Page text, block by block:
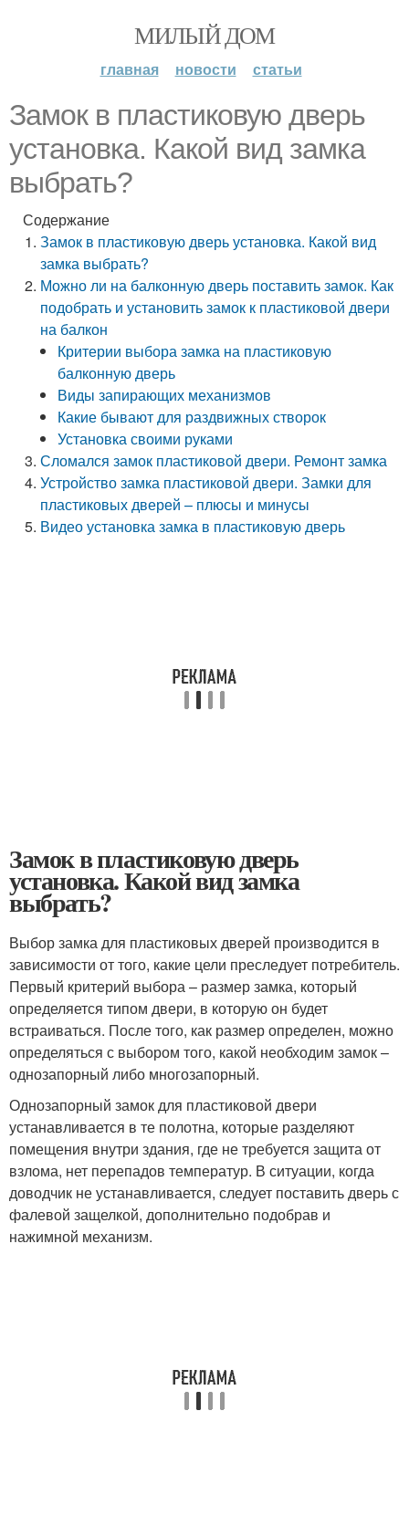
МИЛЫЙ ДОМ
главная новости статьи
Замок в пластиковую дверь
установка. Какой вид замка
выбрать?
Содержание
Замок в пластиковую дверь установка. Какой вид
замка выбрать?
Можно ли на балконную дверь поставить замок. Как
подобрать и установить замок к пластиковой двери
на балкон
Критерии выбора замка на пластиковую
балконную дверь
Виды запирающих механизмов
Какие бывают для раздвижных створок
Установка своими руками
Сломался замок пластиковой двери. Ремонт замка
Устройство замка пластиковой двери. Замки для
пластиковых дверей – плюсы и минусы
Видео установка замка в пластиковую дверь
Замок в пластиковую дверь
установка. Какой вид замка
выбрать?
Выбор замка для пластиковых дверей производится в
зависимости от того, какие цели преследует потребитель.
Первый критерий выбора – размер замка, который
определяется типом двери, в которую он будет
встраиваться. После того, как размер определен, можно
определяться с выбором того, какой необходим замок –
однозапорный либо многозапорный.
Однозапорный замок для пластиковой двери
устанавливается в те полотна, которые разделяют
помещения внутри здания, где не требуется защита от
взлома, нет перепадов температур. В ситуации, когда
доводчик не устанавливается, следует поставить дверь с
фалевой защелкой, дополнительно подобрав и
нажимной механизм.